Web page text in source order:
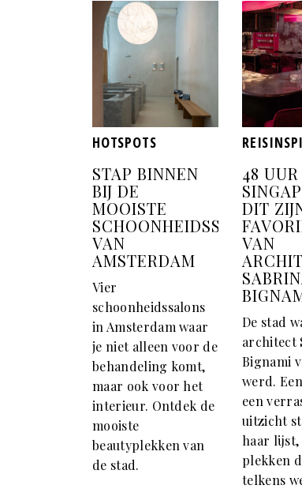
HOTSPOTS
STAP BINNEN
BIJ DE
MOOISTE
SCHOONHEIDSSALONS
VAN
AMSTERDAM
Vier
schoonheidssalons
in Amsterdam waar
je niet alleen voor de
behandeling komt,
maar ook voor het
interieur. Ontdek de
mooiste
beautyplekken van
de stad.
48
DIT
VAN
De stad
architect
Bignami
werd.
een
uitzicht
haar lijst,
plekken
telkens